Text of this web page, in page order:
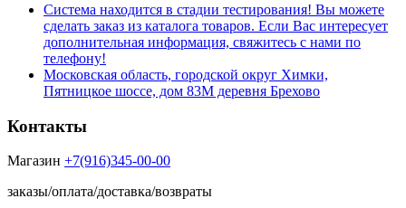
Система находится в стадии тестирования! Вы можете
сделать заказ из каталога товаров. Если Вас интересует
дополнительная информация, свяжитесь с нами по
телефону!
Московская область, городской округ Химки,
Пятницкое шоссе, дом 83М деревня Брехово
Контакты
Магазин +7(916)345-00-00
заказы/оплата/доставка/возвраты